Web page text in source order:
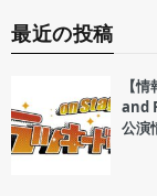
最近の投稿
【
and
公演